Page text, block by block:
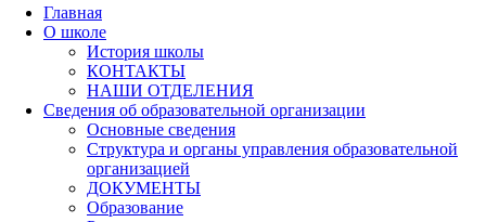
Главная
О школе
История школы
КОНТАКТЫ
НАШИ ОТДЕЛЕНИЯ
Сведения об образовательной организации
Основные сведения
Структура и органы управления образовательной
организацией
ДОКУМЕНТЫ
Образование